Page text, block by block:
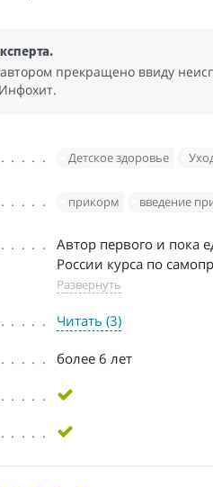
прекращено ввиду
Детское здоровье
прикорм введение
Автор первого и пока
России курса по
Развернуть
Читать (3)
более 6 лет